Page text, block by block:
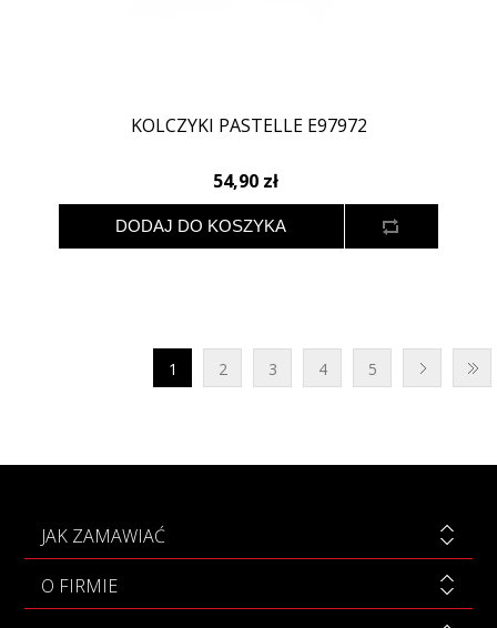
KOLCZYKI PASTELLE E97972
54,90 zł
1 2 3 4 5
JAK ZAMAWIAĆ
O FIRMIE